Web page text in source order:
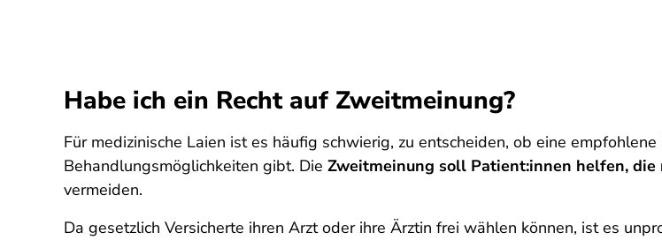
Habe ich ein Recht auf Zweitmeinung?
Für medizinische Laien ist es häufig schwierig, zu entscheiden, ob eine
Behandlungsmöglichkeiten gibt. Die Zweitmeinung soll Patient:innen helfen,
vermeiden.
Da gesetzlich Versicherte ihren Arzt oder ihre Ärztin frei wählen können, ist es